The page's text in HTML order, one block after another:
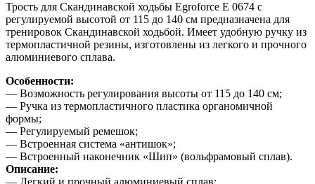
Трость для Скандинавской ходьбы Egroforce Е 0674 с
регулируемой высотой от 115 до 140 см предназначена для
тренировок Скандинавской ходьбой. Имеет удобную ручку из
термопластичной резины, изготовлены из легкого и прочного
алюминиевого сплава.
Особенности:
— Возможность регулирования высоты от 115 до 140 см;
— Ручка из термопластичного пластика органомичной
формы;
— Регулируемый ремешок;
— Встроенная система «антишок»;
— Встроенный наконечник «Шип» (вольфрамовый сплав).
Описание: